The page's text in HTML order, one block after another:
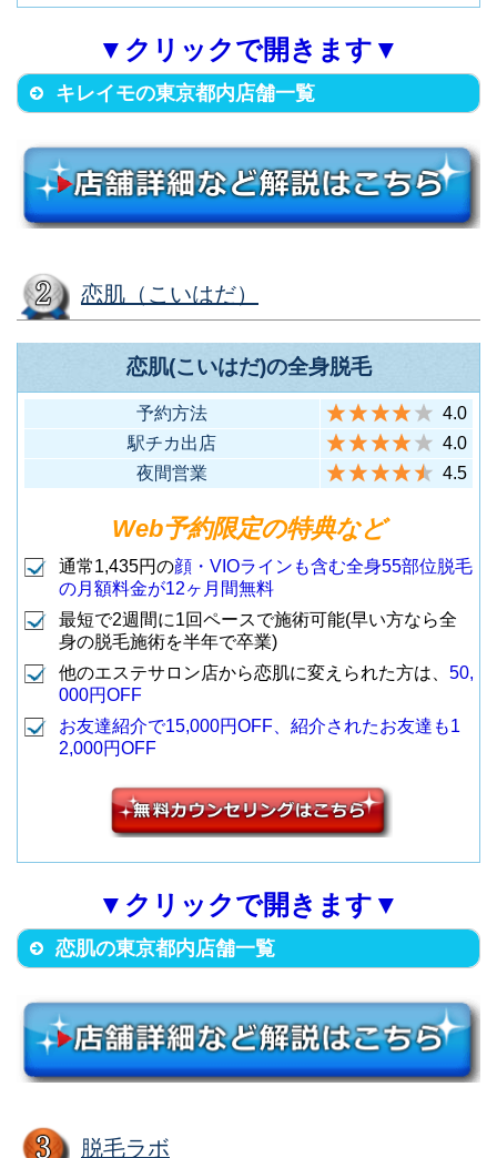
立川店
立川市柴崎町2-1-4 五光トミオー
（JR各線 立川駅南口から徒歩4
分）
5 新宿西口店
新宿区西新宿1-4-11 宝ビル7F
（地下鉄新宿西口駅D4出口から
6
渋谷区宇田川町26-5 育真ビル
公口から徒歩3分）
表参道店
港区北青山3-10-6 青山パークス1
（地下鉄表参道駅B2出口から徒
池袋店
(22:30まで営
業)
（JR各線 池袋駅東口から徒歩3
分）
9
池袋サンシャイ
ンビル通り店
豊島区東池袋1-3-6 山手ビル7F
（JR各線 池袋駅32番・33番出口
台東区上野3-22-4 MOTビル6F
（JR山手線 御徒町駅南口から徒
歩2分）
足立区千住3-1 ベニヤ第一ビル3F
5分）
▼クリックで開きます▼
キレイモの東京都内店舗一覧
店舗名
1 新宿本店
新宿区西新宿1-19-8 新東京ビル
ディング5F
（JR各線 新宿駅南口から徒歩3
2 新宿南口店
F
（JR各線 新宿駅南東口から徒歩
3分）
3 新宿西口店
新宿区西新宿１丁目4番2号141ビ
（JR各線 新宿駅西口から徒歩3
渋谷道玄坂店
渋谷区道玄坂2-10-12 スヤマビル
6F
（東急・地下鉄各線 渋谷駅ハチ
公口から徒歩3分）
5 渋谷宮益坂店
渋谷区渋谷1-12-7 CR-VITE 10F
（東急・地下鉄各線 渋谷駅宮益
坂口から徒歩3分）
恋肌（こいはだ）
恋肌(こいはだ)の全身脱毛
予約方法
4.0
駅チカ出店
4.0
夜間営業
4.5
Web予約限定の特典など
通常1,435円の顔・VIOラインも含む全身55部位脱毛
の月額料金が12ヶ月間無料
最短で2週間に1回ペースで施術可能(早い方なら全
身の脱毛施術を半年で卒業)
他のエステサロン店から恋肌に変えられた方は、 50,
000円OFF
お友達紹介で15,000円OFF、紹介されたお友達も1
2,000円OFF
▼クリックで開きます▼
恋肌の東京都内店舗一覧
店舗名
脱毛ラボ